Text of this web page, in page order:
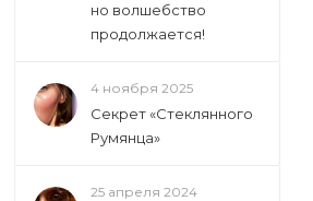
но волшебство
продолжается!
4 ноября 2025
Секрет «Стеклянного
Румянца»
25 апреля 2024